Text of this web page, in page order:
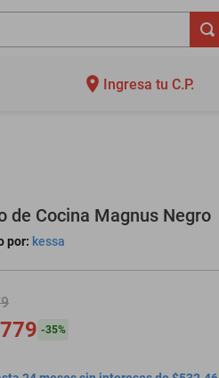
Ingresa tu C.P.
de Cocina Magnus Negro
por: kessa
-35%